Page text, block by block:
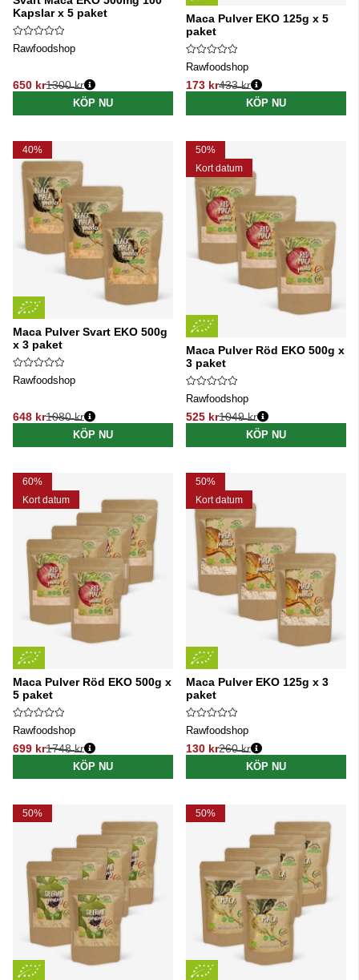
Kapslar x 5 paket
Rawfoodshop
650 kr
Ordinarie pris:
1300 kr
KÖP NU
Maca Pulver EKO 125g x 5
paket
Rawfoodshop
173 kr
Ordinarie pris:
433 kr
KÖP NU
40%
Maca Pulver Svart EKO 500g
x 3 paket
Rawfoodshop
648 kr
Ordinarie pris:
1080 kr
KÖP NU
50%
Kort datum
Maca Pulver Röd EKO 500g x
3 paket
Rawfoodshop
525 kr
Ordinarie pris:
1049 kr
KÖP NU
60%
Kort datum
Maca Pulver Röd EKO 500g x
5 paket
Rawfoodshop
699 kr
Ordinarie pris:
1748 kr
KÖP NU
50%
Kort datum
Maca Pulver EKO 125g x 3
paket
Rawfoodshop
130 kr
Ordinarie pris:
260 kr
KÖP NU
50% 50%